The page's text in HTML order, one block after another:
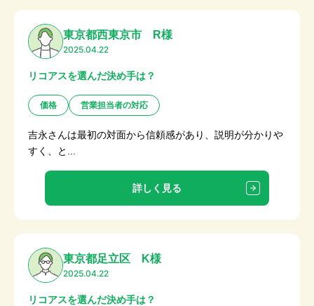
東京都西東京市 R様
2025.04.22
リコアスを選んだ決め手は？
価格 営業担当者の対応
吉永さんは最初の対面から信頼感があり、説明が分かりや
すく、と...
詳しく見る
東京都足立区 K様
2025.04.22
リコアスを選んだ決め手は？